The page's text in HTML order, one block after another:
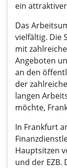
ein
Das
vielfältig. Die
mit
Angeboten
an den
der
langen
möchte,
In Frankfurt
Hauptsitzen
und der EZB.